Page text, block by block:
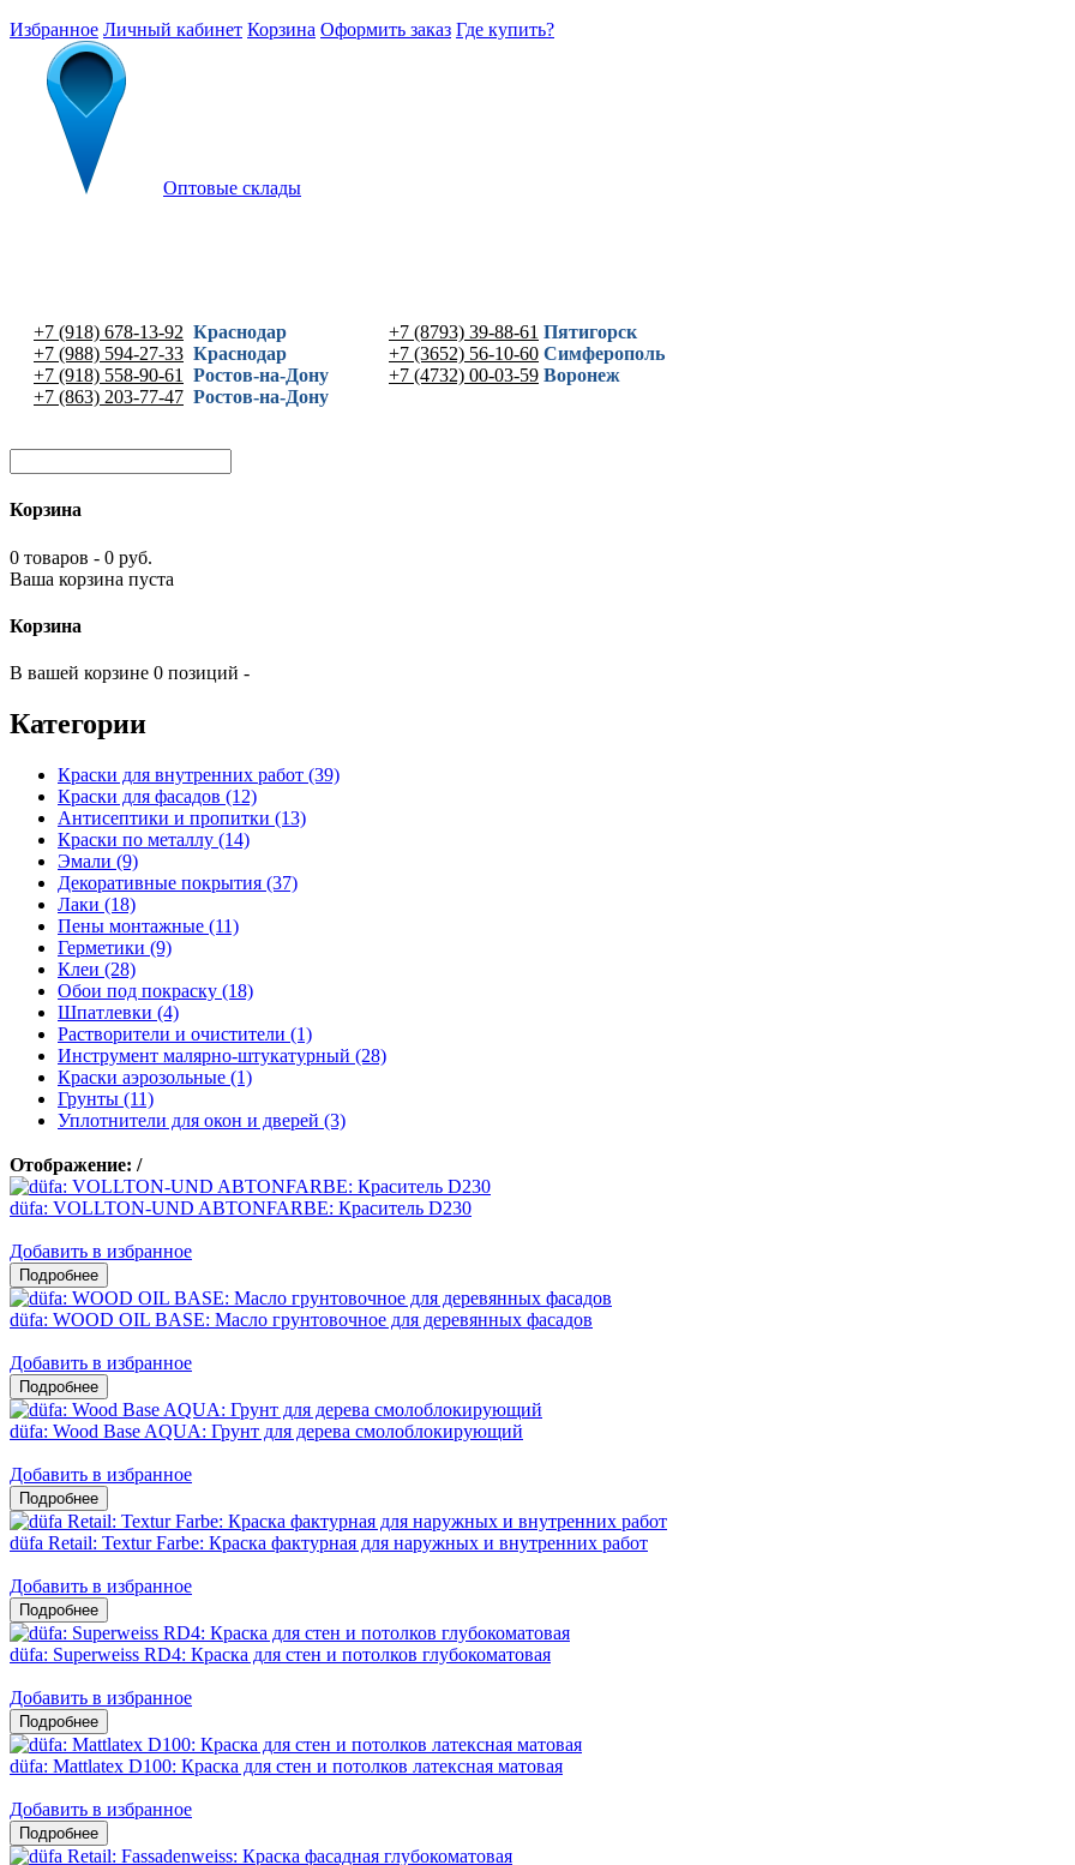
Избранное Личный кабинет Корзина Оформить заказ Где купить?
Оптовые склады
+7 (918) 678-13-92 Краснодар
+7 (988) 594-27-33 Краснодар
+7 (918) 558-90-61
Ростов-на-Дону
+7 (863) 203-77-47 Ростов-на-Дону
+7 (8793) 39-88-61 Пятигорск
+7 (3652) 56-10-60 Симферополь
+7 (4732) 00-03-59 Воронеж
Корзина
0 товаров - 0 руб.
Ваша корзина пуста
Корзина
В вашей корзине 0 позиций -
Категории
Краски для внутренних работ (39)
Краски для фасадов (12)
Антисептики и пропитки (13)
Краски по металлу (14)
Эмали (9)
Декоративные покрытия (37)
Лаки (18)
Пены монтажные (11)
Герметики (9)
Клеи (28)
Обои под покраску (18)
Шпатлевки (4)
Растворители и очистители (1)
Инструмент малярно-штукатурный (28)
Краски аэрозольные (1)
Грунты (11)
Уплотнители для окон и дверей (3)
Отображение: /
düfa: VOLLTON-UND ABTONFARBE: Краситель D230
Добавить в избранное
düfa: WOOD OIL BASE: Масло грунтовочное для деревянных фасадов
Добавить в избранное
düfa: Wood Base AQUA: Грунт для дерева смолоблокирующий
Добавить в избранное
düfa Retail: Textur Farbe: Краска фактурная для наружных и внутренних работ
Добавить в избранное
düfa: Superweiss RD4: Краска для стен и потолков глубокоматовая
Добавить в избранное
düfa: Mattlatex D100: Краска для стен и потолков латексная матовая
Добавить в избранное